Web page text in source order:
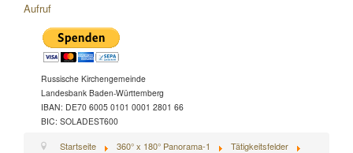
Aufruf
Russische Kirchengemeinde
Landesbank Baden-Württemberg
IBAN: DE70 6005 0101 0001 2801 66
BIC: SOLADEST600
Startseite 360° x 180° Panorama-1
Tätigkeitsfelder